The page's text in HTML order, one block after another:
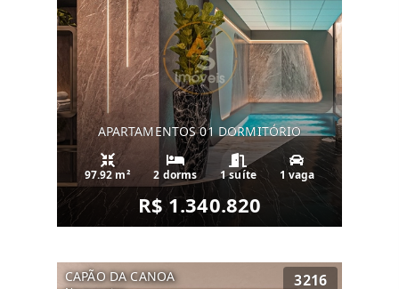
APARTAMENTOS 01 DORMITÓRIO
97.92 m² 2 dorms 1 suíte 1 vaga
R$ 1.340.820
CAPÃO DA CANOA 3216